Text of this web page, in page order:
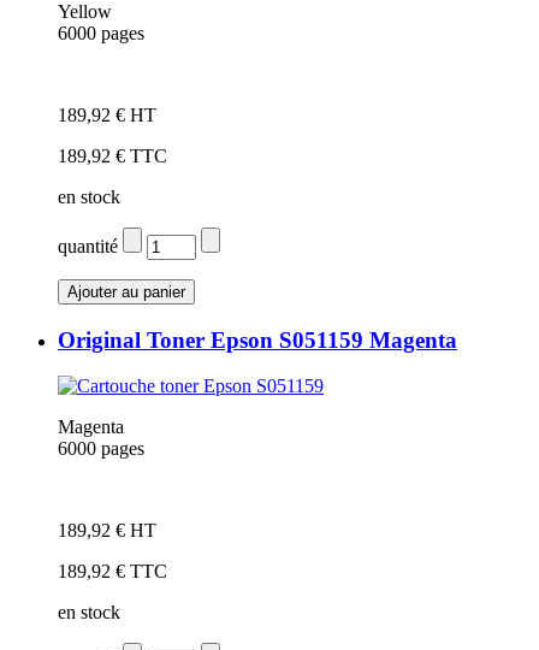
Yellow
6000 pages
189,92 € HT
189,92 € TTC
en stock
quantité
Original Toner Epson S051159 Magenta
Magenta
6000 pages
189,92 € HT
189,92 € TTC
en stock